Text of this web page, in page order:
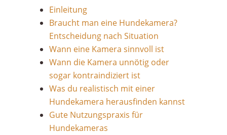
Einleitung
Braucht man eine Hundekamera?
Entscheidung nach Situation
Wann eine Kamera sinnvoll ist
Wann die Kamera unnötig oder
sogar kontraindiziert ist
Was du realistisch mit einer
Hundekamera herausfinden kannst
Gute Nutzungspraxis für
Hundekameras